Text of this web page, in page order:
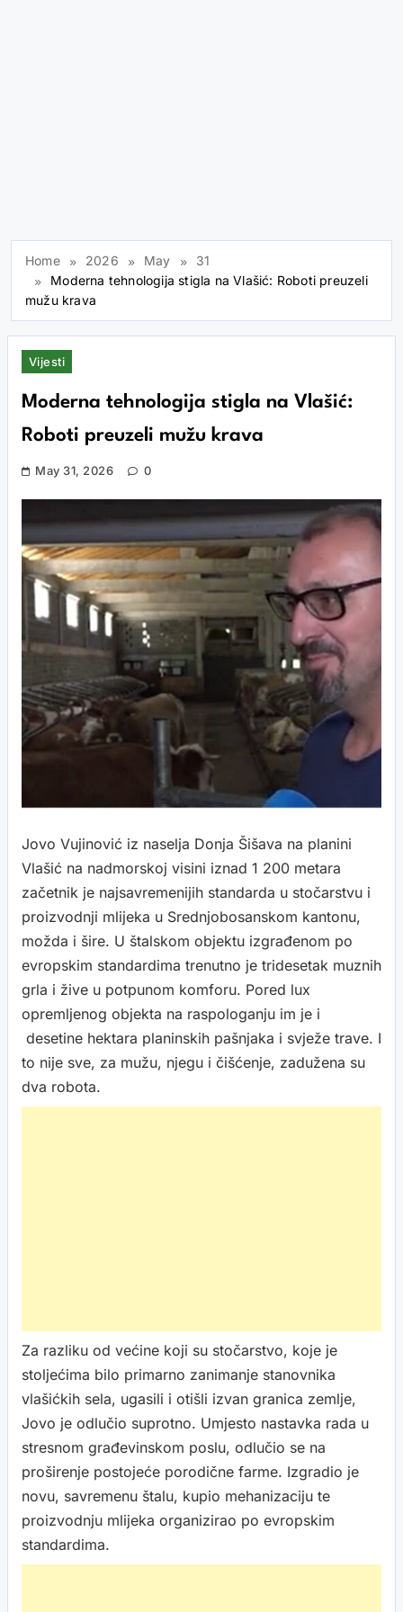
Home 2026 May
31
Moderna tehnologija stigla na Vlašić: Roboti preuzeli
mužu krava
Vijesti
Moderna tehnologija stigla na Vlašić:
Roboti preuzeli mužu krava
May 31, 2026 0
Jovo Vujinović iz naselja Donja Šišava na planini
Vlašić na nadmorskoj visini iznad 1 200 metara
začetnik je najsavremenijih standarda u stočarstvu i
proizvodnji mlijeka u Srednjobosanskom kantonu,
možda i šire. U štalskom objektu izgrađenom po
evropskim standardima trenutno je tridesetak muznih
grla i žive u potpunom komforu. Pored lux
opremljenog objekta na raspologanju im je i
desetine hektara planinskih pašnjaka i svježe trave. I
to nije sve, za mužu, njegu i čišćenje, zadužena su
dva robota.
Za razliku od većine koji su stočarstvo, koje je
stoljećima bilo primarno zanimanje stanovnika
vlašićkih sela, ugasili i otišli izvan granica zemlje,
Jovo je odlučio suprotno. Umjesto nastavka rada u
stresnom građevinskom poslu, odlučio se na
proširenje postojeće porodične farme. Izgradio je
novu, savremenu štalu, kupio mehanizaciju te
proizvodnju mlijeka organizirao po evropskim
standardima.